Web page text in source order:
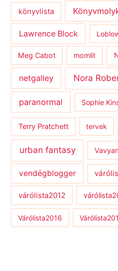
könyvlista
Lawrence Block
Meg Cabot momlit
netgalley Nora
paranormal Sophie
Terry Pratchett tervek
urban fantasy
vendégblogger
várólista2012
Várólista2016